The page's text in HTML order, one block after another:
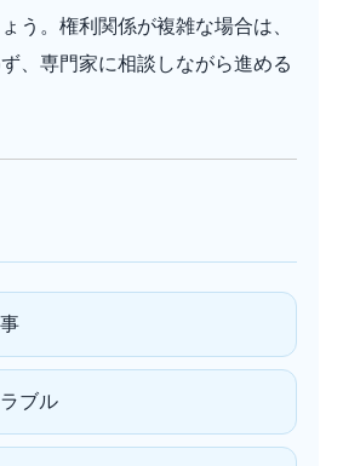
う。権利関係が複雑な場合は、
、専門家に相談しながら進める
ブル